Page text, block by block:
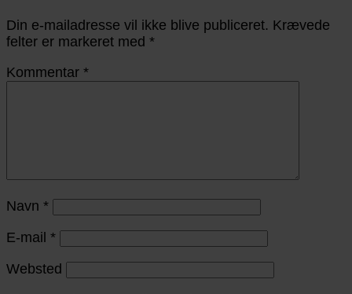
Din e-mailadresse vil ikke blive publiceret. Krævede
felter er markeret med *
Kommentar *
Navn *
E-mail *
Websted